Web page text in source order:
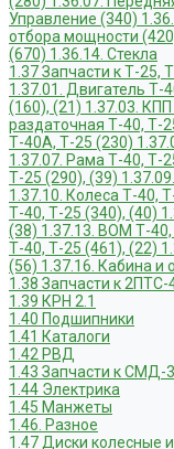
Управление (340)
отбора мощности
(670) 1.36.14. Стекла
1.37 Запчасти к Т-25,
1.37.01. Двигатель Т-
(160), (21) 1.37.03.
раздаточная Т-40, Т-
Т-40А, Т-25 (230)
1.37.07. Рама Т-40, Т-
Т-25 (290), (39)
1.37.10. Колеса Т-40,
Т-40, Т-25 (340), (40)
(38) 1.37.13. ВОМ Т-
Т-40, Т-25 (461), (22)
(56) 1.37.16. Кабина и
1.38 Запчасти к
1.39 КРН 2.1
1.40 Подшипники
1.41 Каталоги
1.42 РВД
1.43 Запчасти к СМД-
1.44 Электрика
1.45 Манжеты
1.46. Разное
1.47 Диски колесные